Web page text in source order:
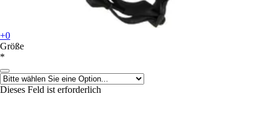
+0
Größe
*
Dieses Feld ist erforderlich